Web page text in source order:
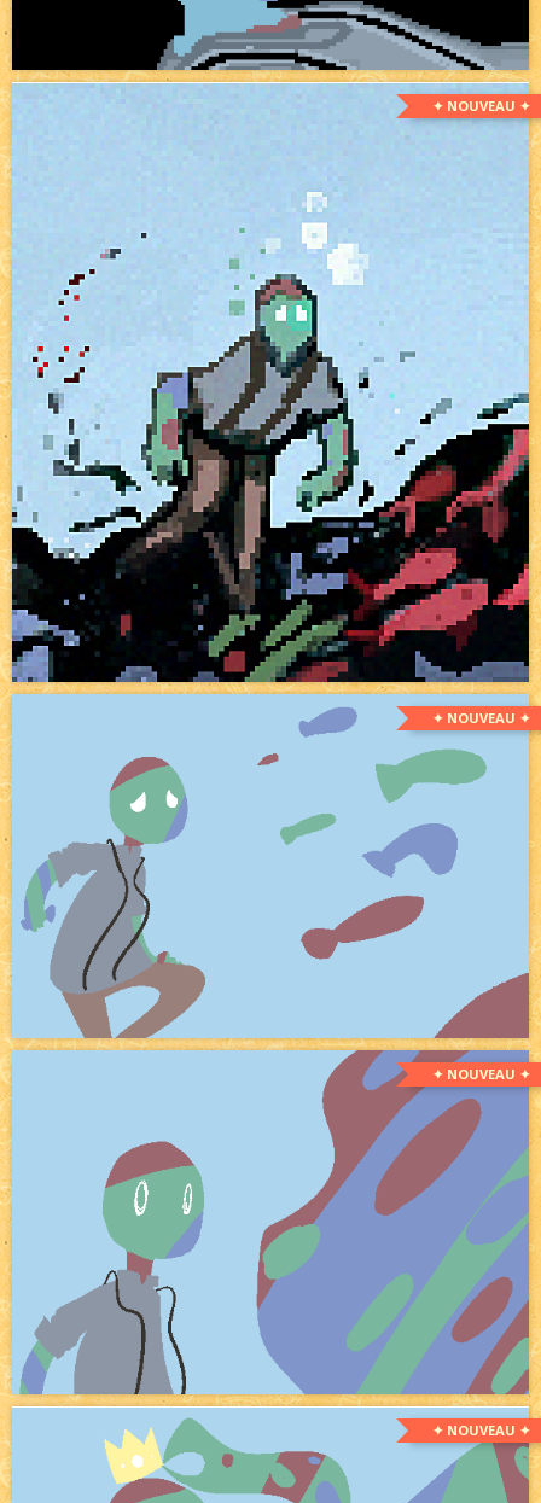
✦ NOUVEAU ✦
✦ NOUVEAU ✦
✦ NOUVEAU ✦
✦ NOUVEAU ✦